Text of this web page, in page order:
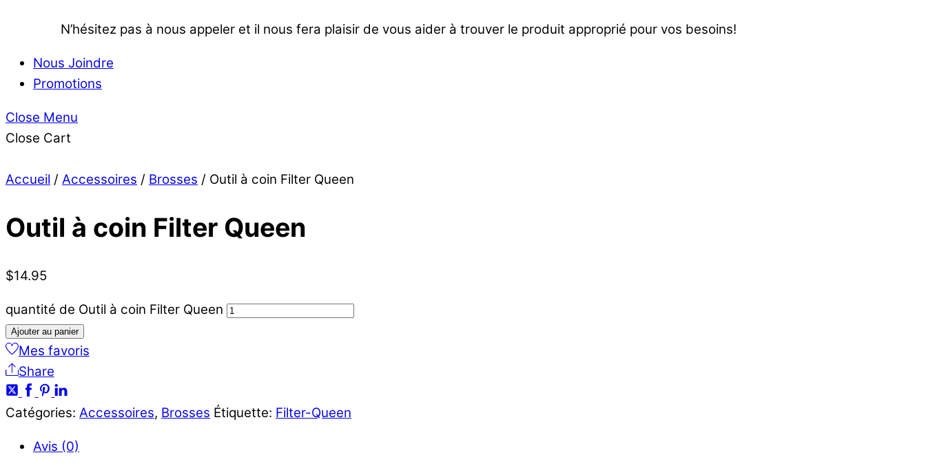
N’hésitez pas à nous appeler et il nous fera plaisir de vous aider à trouver le produit approprié pour vos besoins!
Nous Joindre
Promotions
Close Menu
Close Cart
Accueil / Accessoires / Brosses / Outil à coin Filter Queen
Outil à coin Filter Queen
$14.95
quantité de Outil à coin Filter Queen
Ajouter au panier
Mes favoris
Share
Catégories: Accessoires, Brosses Étiquette: Filter-Queen
Avis (0)